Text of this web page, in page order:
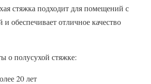
стяжка подходит для помещений с
и обеспечивает отличное качество
о полусухой стяжке:
20 лет